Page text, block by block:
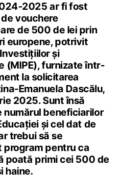
2025 ar fi fost
vouchere
de 500 de lei prin
europene, potrivit
și
(MIPE), furnizate într-
la solicitarea
Emanuela Dascălu,
2025. Sunt însă
numărul beneficiarilor
și cel dat de
trebui să se
program pentru ca
poată primi cei 500 de
haine.